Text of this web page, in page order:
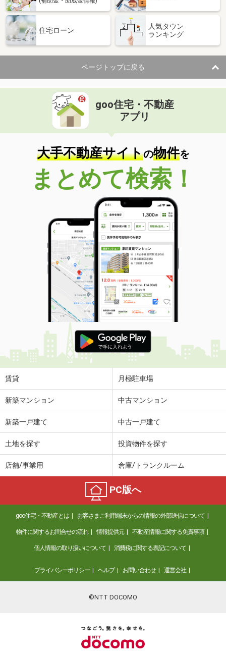
住宅ローン
人気タウン
ランキング
ページトップに戻る
goo住宅・不動産
アプリ
大手不動産サイトの物件を
まとめて検索！
賃貸 月極駐車場
新築マンション 中古マンション
新築一戸建て 中古一戸建て
土地を探す 投資物件を探す
店舗/事業用 倉庫/トランクルーム
PC版へ
goo住宅・不動産とは お客さまご利用端末からの情報の外部送信について
物件に関するお問合せの流れ 情報提供元 不動産情報に関する免責事項
個人情報の取り扱いについて 消費税に関する表記について
プライバシーポリシー ヘルプ お問い合わせ 運営会社
©NTT DOCOMO